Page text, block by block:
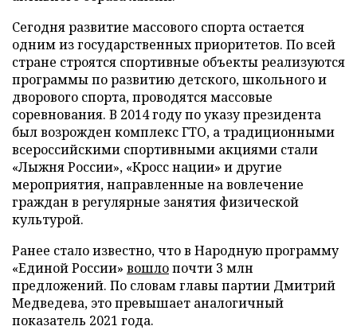
Сегодня развитие массового спорта остается
одним из государственных приоритетов. По всей
стране строятся спортивные объекты реализуются
программы по развитию детского, школьного и
дворового спорта, проводятся массовые
соревнования. В 2014 году по указу президента
был возрожден комплекс ГТО, а традиционными
всероссийскими спортивными акциями стали
«Лыжня России», «Кросс нации» и другие
мероприятия, направленные на вовлечение
граждан в регулярные занятия физической
культурой.
Ранее стало известно, что в Народную программу
«Единой России» вошлопочти 3 млн
предложений. По словам главы партии Дмитрий
Медведева, это превышает аналогичный
показатель 2021 года.